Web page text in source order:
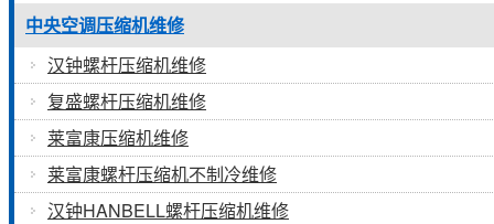
中央空调压缩机维修
汉钟螺杆压缩机维修
复盛螺杆压缩机维修
莱富康压缩机维修
莱富康螺杆压缩机不制冷维修
汉钟HANBELL螺杆压缩机维修